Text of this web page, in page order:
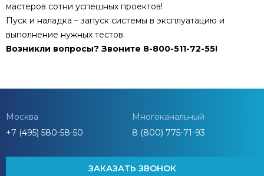
мастеров сотни успешных проектов!
Пуск и наладка – запуск системы в эксплуатацию и
выполнение нужных тестов.
Возникли вопросы? Звоните 8-800-511-72-55!
Москва
+7 (495) 580-58-50
Многоканальный
8 (800) 775-71-93
ЗАКАЗАТЬ ЗВОНОК